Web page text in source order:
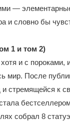
—
и словно бы
1 и том 2)
и с пороками,
мир. После
и стремящейся к
собрал 8